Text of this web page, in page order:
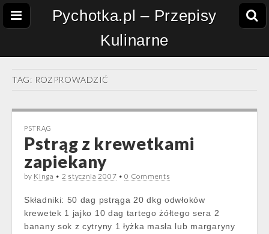
Pychotka.pl – Przepisy
Kulinarne
TAG: ROZPROWADZIĆ
PSTRĄG
Pstrąg z krewetkami
zapiekany
by Kinga • 2 stycznia 2007 •0 Comments
Składniki: 50 dag pstrąga 20 dkg odwłoków
krewetek 1 jajko 10 dag tartego żółtego sera 2
banany sok z cytryny 1 łyżka masła lub margaryny